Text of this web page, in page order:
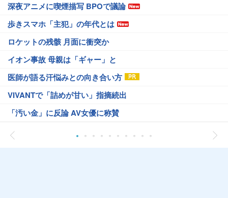
深夜アニメに喫煙描写 BPOで議論
歩きスマホ「主犯」の年代とは
ロケットの残骸 月面に衝突か
イオン事故 母親は「ギャー」と
医師が語る汗悩みとの向き合い方
VIVANTで「詰めが甘い」指摘続出
「汚い金」に反論 AV女優に称賛